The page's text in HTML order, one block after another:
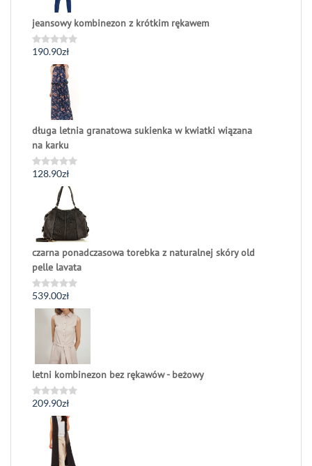
jeansowy kombinezon z krótkim rękawem
Oceniono
190.90zł
długa letnia granatowa sukienka w kwiatki wiązana
na karku
Oceniono
128.90zł
czarna ponadczasowa torebka z naturalnej skóry old
pelle lavata
Oceniono
0
539.00zł
letni kombinezon bez rękawów - beżowy
Oceniono
209.90zł